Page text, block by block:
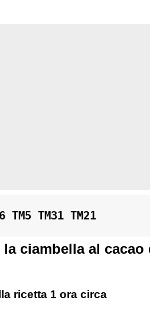
TM31 TM21
ciambella al
ricetta 1 ora circa